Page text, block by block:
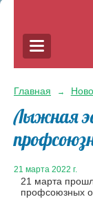
Главная →
Лыжная
21 марта 2022 г.
21 марта
профсоюзных